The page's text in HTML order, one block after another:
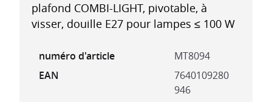
plafond COMBI-LIGHT, pivotable, à
visser, douille E27 pour lampes ≤ 100 W
numéro d'article
MT8094
EAN
7640109280
946